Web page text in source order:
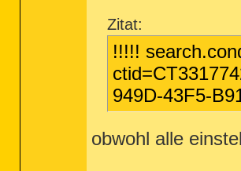
Zitat:
!!!!!
949D-43F5-
obwohl alle